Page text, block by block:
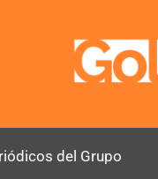
del Grupo